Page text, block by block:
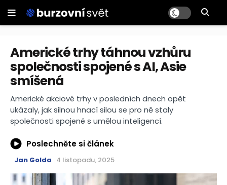
Americké trhy táhnou vzhůru
společnosti spojené s AI, Asie
smíšená
Americké akciové trhy v posledních dnech opět
ukázaly, jak silnou hnací silou se pro ně staly
společnosti spojené s umělou inteligencí.
Poslechněte si článek
Jan Golda 4 listopadu, 2025